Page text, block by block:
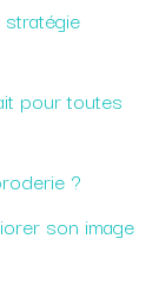
pour toutes
?
son image